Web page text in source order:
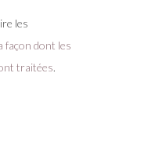
les
façon dont les
traitées.